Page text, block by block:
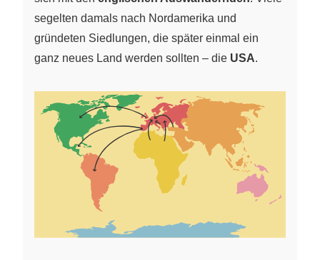
segelten damals nach Nordamerika und
gründeten Siedlungen, die später einmal ein
ganz neues Land werden sollten – die USA.